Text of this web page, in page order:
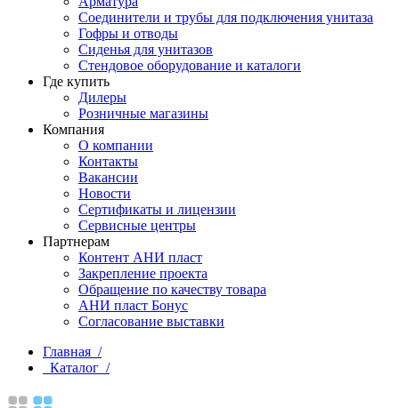
Соединители и трубы для подключения унитаза
Гофры и отводы
Сиденья для унитазов
Стендовое оборудование и каталоги
Где купить
Дилеры
Розничные магазины
Компания
О компании
Контакты
Вакансии
Новости
Сертификаты и лицензии
Сервисные центры
Партнерам
Контент АНИ пласт
Закрепление проекта
Обращение по качеству товара
АНИ пласт Бонус
Согласование выставки
Главная /
Каталог /